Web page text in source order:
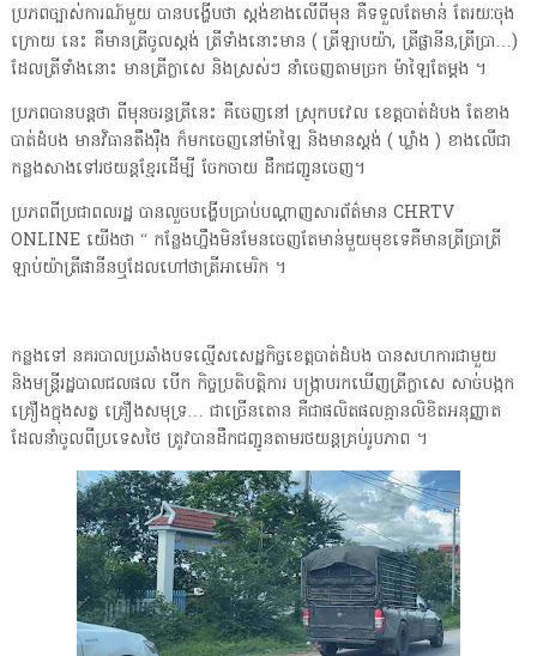
ប្រភពច្បាស់ការណ៍មួយ បានបង្ហើបថា ស្តង់ខាងលើពីមុន គឺទទួលតែមាន់ តែរយៈចុង
ក្រោយ នេះ គឺមានត្រីចូលស្តង់ ត្រីទាំងនោះមាន ( ត្រីឡាបយ៉ា, ត្រីផ្លានីន,ត្រីប្រា…)
ដែលត្រីទាំងនោះ មានត្រីក្លាសេ និងស្រស់ៗ នាំចេញតាមច្រក ម៉ាឡៃតែម្តង ។
ប្រភពបានបន្តថា ពីមុនចរន្ធត្រីនេះ គឺចេញនៅ ស្រុកបវេល ខេត្តបាត់ដំបង តែខាង
បាត់ដំបង មានវិធានតឹងរ៉ឹង ក៏មកចេញនៅម៉ាឡៃ និងមានស្តង់ ( ឃ្លាំង ) ខាងលើជា
កន្លងសាងទៅរថយន្តខ្មែរដើម្បី ចែកចាយ ដឹកជញ្ជូនចេញ។
ប្រភពពីប្រជាពលរដ្ឋ បានលួចបង្ហើបប្រាប់បណ្តាញសារព័ត៌មាន CHRTV
ONLINE យើងថា “ កន្លែងហ្នឹងមិនមែនចេញតែមាន់មួយមុខទេគឺមានត្រីប្រាត្រី
ឡាប់យ៉ាត្រីផានីនឬដែលហៅថាត្រីអាមេរិក ។
កន្លងទៅ នគរបាលប្រឆាំងបទល្មើសសេដ្ឋកិច្ចខេត្តបាត់ដំបង បានសហការជាមួយ
និងមន្រ្តីរដ្ឋបាលជលផល បើក កិច្ចប្រតិបត្តិការ បង្ក្រាបរកឃើញត្រីក្លាសេ សាច់បង្កក
គ្រឿងក្នុងសត្វ គ្រឿងសមុទ្រ… ជាច្រើនតោន គឺជាផលិតផលគ្មានលិខិតអនុញ្ញាត
ដែលនាំចូលពីប្រទេសថៃ ត្រូវបានដឹកជញ្ជូនតាមរថយន្តគ្រប់រូបភាព ។